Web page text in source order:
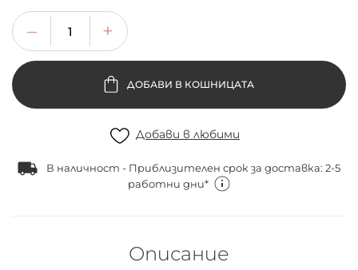
ДОБАВИ В КОШНИЦАТА
Добави в любими
В наличност - Приблизителен срок за доставка: 2-5
работни дни*
Описание